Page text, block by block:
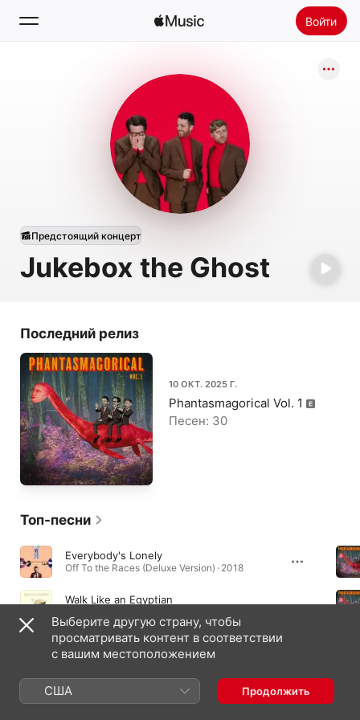
Войти
Установить Apple Music
Jukebox the Ghost
Предстоящий концерт
Последний релиз
10 ОКТ. 2025 Г.
Phantasmagorical Vol. 1
Песен: 30
Топ-песни
Everybody's Lonely
Off To the Races (Deluxe Version) · 2018
Walk Like an Egyptian
Yesterday
Phantasmagorical Vol. 1 · 2025
Выберите другую страну, чтобы
просматривать контент в соответствии
с вашим местоположением
США Продолжить